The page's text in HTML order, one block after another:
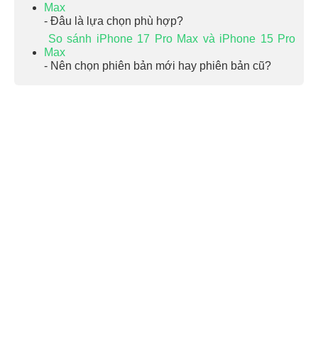
Max
- Đâu là lựa chọn phù hợp?
So sánh iPhone 17 Pro Max và iPhone 15 Pro
Max
- Nên chọn phiên bản mới hay phiên bản cũ?